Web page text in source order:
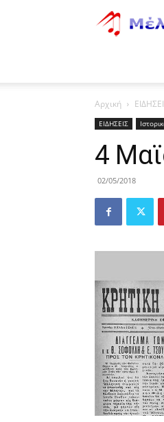
Αρχική
ΕΙΔΗΣΕΙΣ
4
02/05/2018